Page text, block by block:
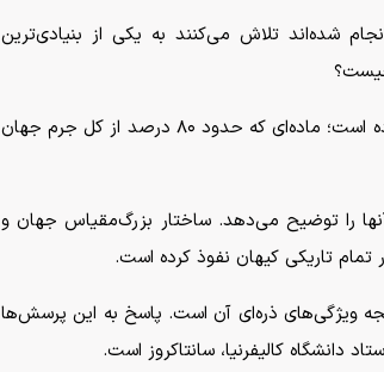
شده‌اند تلاش می‌کنند به یکی از بنیادی‌ترین
علم تاکنون شواهدی انکارناپذیر از وجود این ماده مرموز فراهم کرده است؛ ماده‌ای که حدود ۸۰ درصد از کل جرم جهان
را توضیح می‌دهد. ساختار بزرگ‌مقیاس جهان و
تاریکی کیهان نفوذ کرده است.
ویژگی‌های ذره‌ای آن است. پاسخ به این پرسش‌ها
دانشگاه کالیفرنیا، سانتاکروز است.